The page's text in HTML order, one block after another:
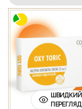
ШВИДКИЙ
ПЕРЕГЛЯД